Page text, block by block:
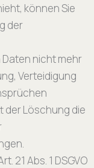
können Sie
der
nicht mehr
Verteidigung
der Löschung die
21 Abs. 1 DSGVO